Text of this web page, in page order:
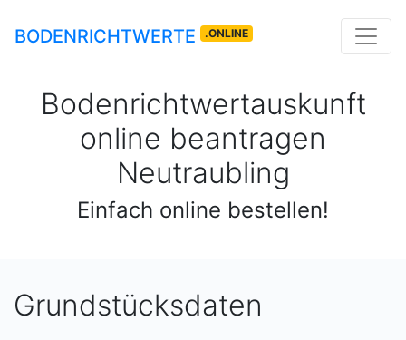
BODENRICHTWERTE .ONLINE
Bodenrichtwertauskunft
online beantragen
Neutraubling
Einfach online bestellen!
Grundstücksdaten